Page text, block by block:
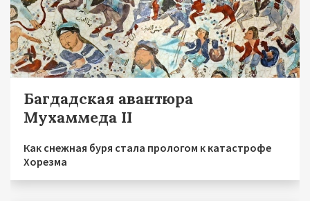
Багдадская авантюра
Мухаммеда II
Как снежная буря стала прологом к катастрофе
Хорезма